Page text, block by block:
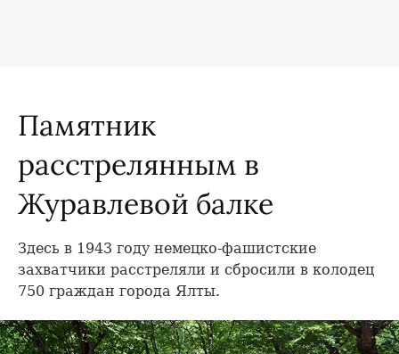
Памятник
расстрелянным в
Журавлевой балке
Здесь в 1943 году немецко-фашистские
захватчики расстреляли и сбросили в колодец
750 граждан города Ялты.